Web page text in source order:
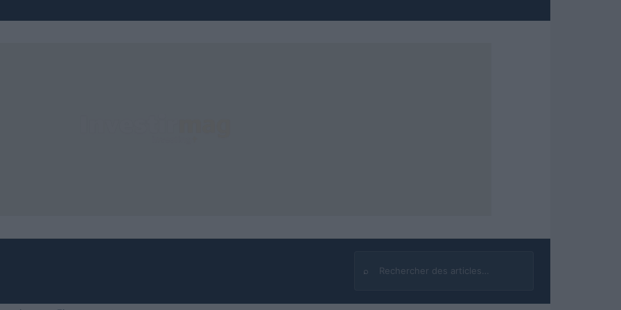
⌕
Rechercher